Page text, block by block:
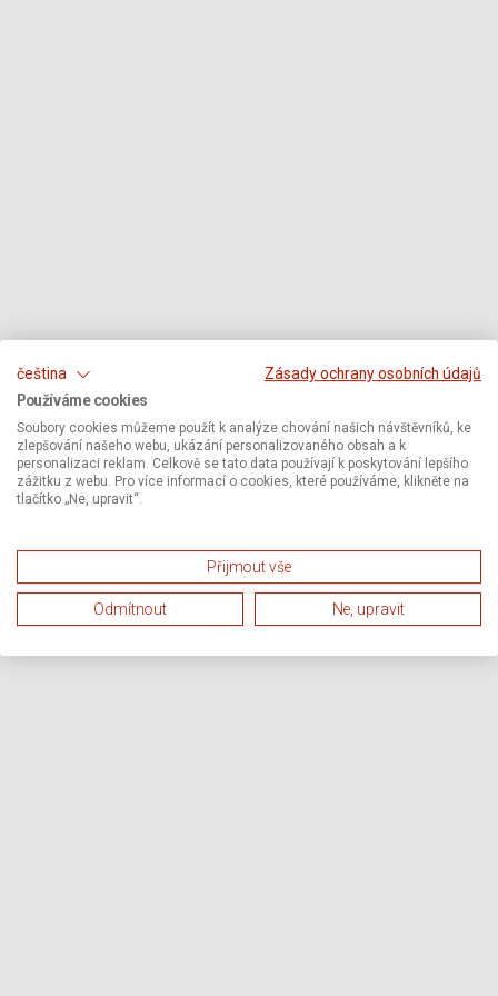
čeština
Zásady ochrany osobních údajů
Používáme cookies
Soubory cookies můžeme použít k analýze chování našich návštěvníků, ke
zlepšování našeho webu, ukázání personalizovaného obsah a k
personalizaci reklam. Celkově se tato data používají k poskytování lepšího
zážitku z webu. Pro více informací o cookies, které používáme, klikněte na
tlačítko „Ne, upravit“.
Přijmout vše
Odmítnout Ne, upravit